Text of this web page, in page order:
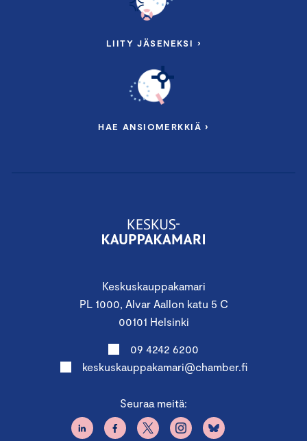
Keskuskauppakamari
PL 1000, Alvar Aallon katu 5 C
00101 Helsinki
09 4242 6200
keskuskauppakamari@chamber.fi
Seuraa meitä:
LIITY JÄSENEKSI ›
HAE ANSIOMERKKIÄ ›